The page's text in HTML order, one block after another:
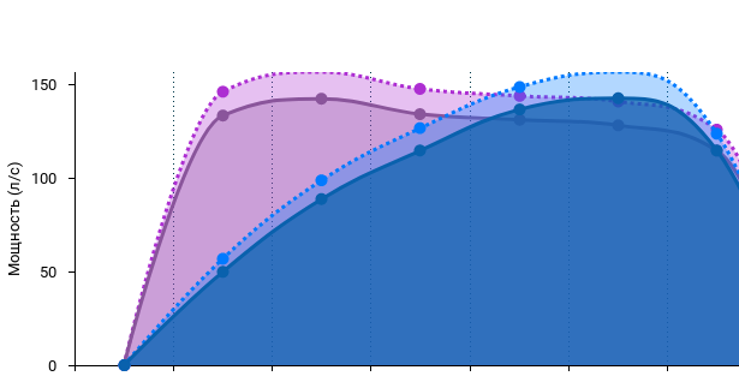
Мощность (л/с)
0
50
100
150